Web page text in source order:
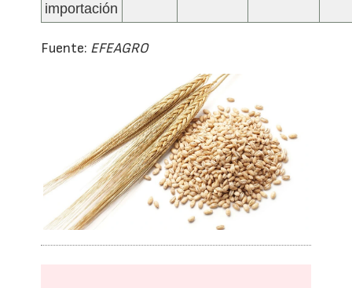
importación
Fuente: EFEAGRO